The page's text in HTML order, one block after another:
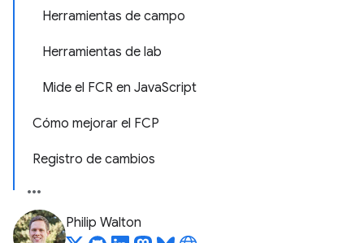
Herramientas de campo
Herramientas de lab
Mide el FCR en JavaScript
Cómo mejorar el FCP
Registro de cambios
Philip Walton